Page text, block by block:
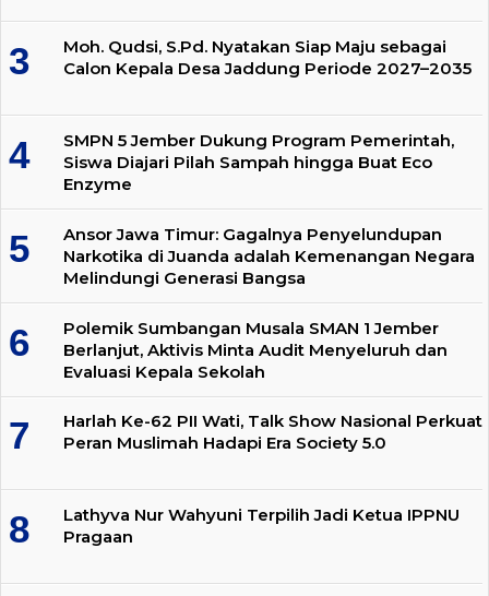
Moh. Qudsi, S.Pd. Nyatakan Siap Maju sebagai
Calon Kepala Desa Jaddung Periode 2027–2035
SMPN 5 Jember Dukung Program Pemerintah,
Siswa Diajari Pilah Sampah hingga Buat Eco
Enzyme
Ansor Jawa Timur: Gagalnya Penyelundupan
Narkotika di Juanda adalah Kemenangan Negara
Melindungi Generasi Bangsa
Polemik Sumbangan Musala SMAN 1 Jember
Berlanjut, Aktivis Minta Audit Menyeluruh dan
Evaluasi Kepala Sekolah
Harlah Ke-62 PII Wati, Talk Show Nasional Perkuat
Peran Muslimah Hadapi Era Society 5.0
Lathyva Nur Wahyuni Terpilih Jadi Ketua IPPNU
Pragaan